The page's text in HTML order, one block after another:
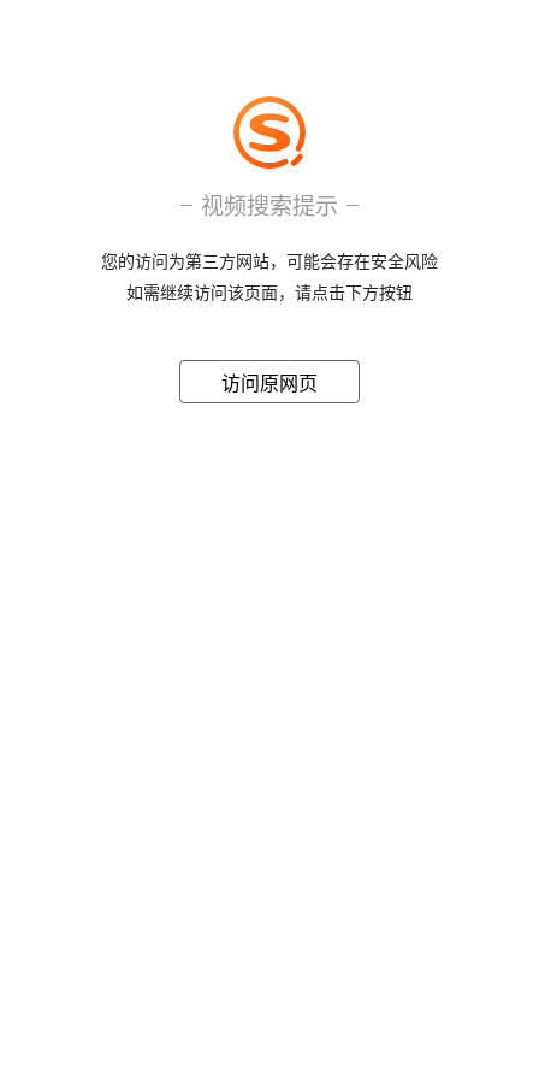
视频搜索提示
您的访问为第三方网站，可能会存在安全风险
如需继续访问该页面，请点击下方按钮
访问原网页